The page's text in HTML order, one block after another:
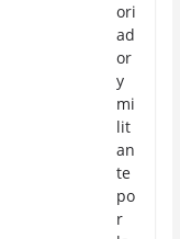
ori
ad
or
y
mi
lit
an
te
po
r